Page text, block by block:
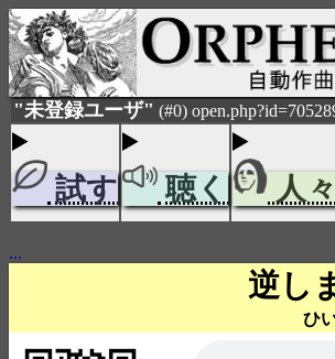
"未登録ユーザ" (#0)
試す 聴く 人々
...
逆し
ひ